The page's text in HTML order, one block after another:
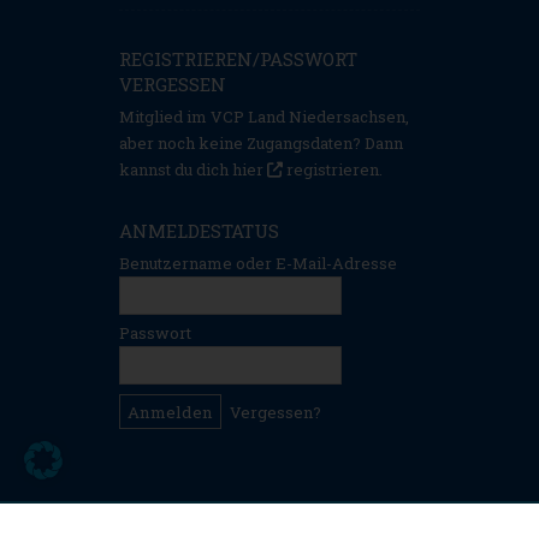
REGISTRIEREN/PASSWORT
VERGESSEN
Mitglied im VCP Land Niedersachsen,
aber noch keine Zugangsdaten? Dann
kannst du dich hier
registrieren.
ANMELDESTATUS
Benutzername oder E-Mail-Adresse
Passwort
Vergessen?